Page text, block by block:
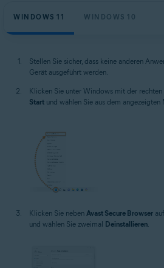
WINDOWS 11 WINDOWS 10
Stellen Sie sicher, dass keine anderen
Gerät ausgeführt werden.
Klicken Sie unter Windows mit der
Start und wählen Sie aus dem angezeigten
Klicken Sie neben Avast Secure Browser auf
und wählen Sie zweimal Deinstallieren